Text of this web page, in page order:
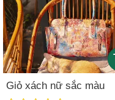
Giỏ xách nữ sắc màu